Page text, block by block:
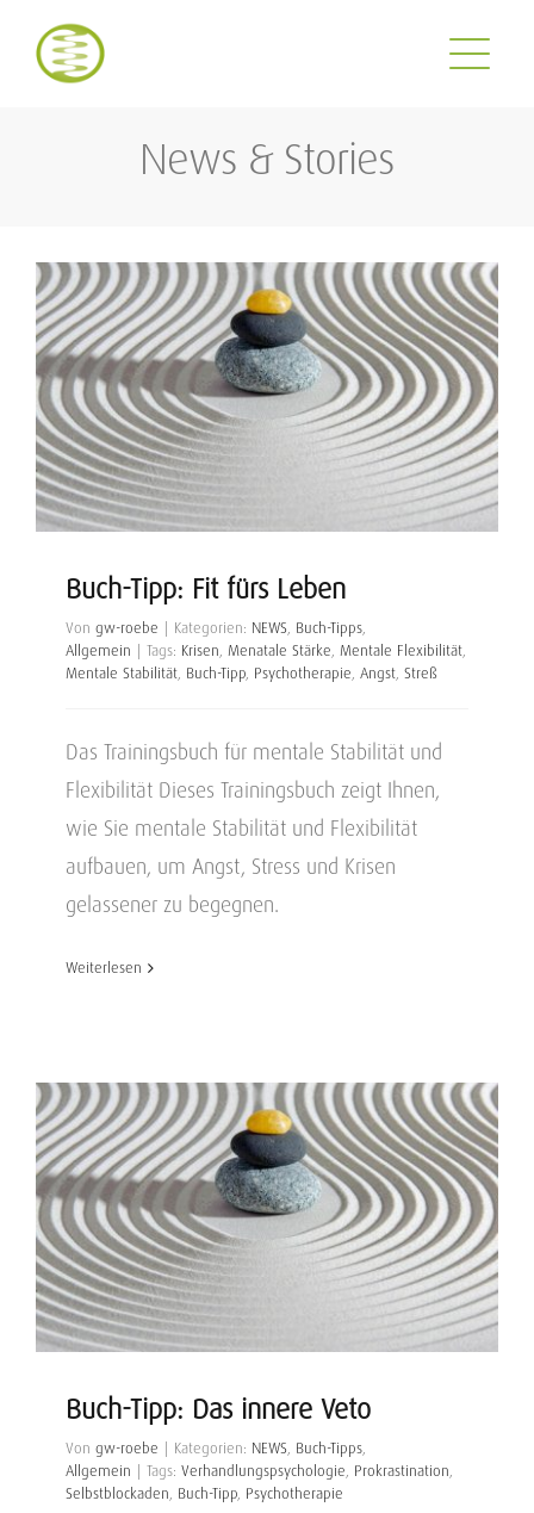
Inhalt
News & Stories
Buch-Tipp: Fit fürs Leben
Von gw-roebe Kategorien: NEWS, Buch-Tipps,
Allgemein
Tags: Krisen, Menatale Stärke, Mentale Flexibilität,
Mentale Stabilität, Buch-Tipp, Psychotherapie, Angst, Streß
Das Trainingsbuch für mentale Stabilität und
Flexibilität Dieses Trainingsbuch zeigt Ihnen,
wie Sie mentale Stabilität und Flexibilität
aufbauen, um Angst, Stress und Krisen
gelassener zu begegnen.
Weiterlesen
Buch-Tipp: Das innere Veto
Von gw-roebe Kategorien: NEWS, Buch-Tipps,
Allgemein
Tags: Verhandlungspsychologie, Prokrastination,
Selbstblockaden, Buch-Tipp, Psychotherapie